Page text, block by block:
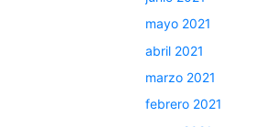
mayo 2021
abril 2021
marzo 2021
febrero 2021